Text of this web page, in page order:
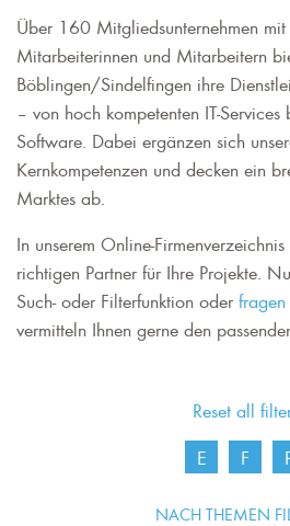
Über 160 Mitgliedsunternehmen
Mitarbeiterinnen und Mitarbeitern
Böblingen/Sindelfingen ihre
– von hoch kompetenten IT-
Software. Dabei ergänzen sich
Kernkompetenzen und decken ein
Marktes ab.
In unserem Online-
richtigen Partner für Ihre Projekte.
Such- oder Filterfunktion oder
vermitteln Ihnen gerne den
Reset all
E
F
NACH THEMEN